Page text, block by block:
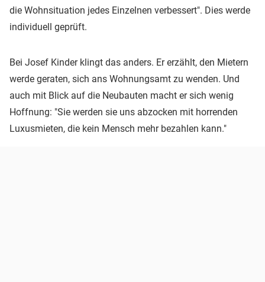
die Wohnsituation jedes Einzelnen verbessert". Dies werde
individuell geprüft.
Bei Josef Kinder klingt das anders. Er erzählt, den Mietern
werde geraten, sich ans Wohnungsamt zu wenden. Und
auch mit Blick auf die Neubauten macht er sich wenig
Hoffnung: "Sie werden sie uns abzocken mit horrenden
Luxusmieten, die kein Mensch mehr bezahlen kann."